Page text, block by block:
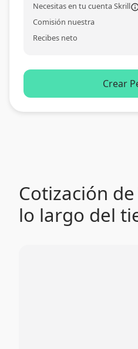
Necesitas en tu cuenta Skrill
Comisión nuestra
Recibes neto
Crear
Cotización de
lo largo del